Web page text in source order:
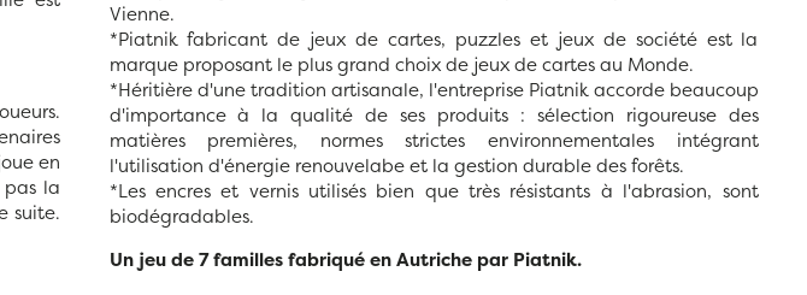
en
la
suite.
Vienne.
*Piatnik fabricant de jeux de cartes, puzzles et jeux de société est la
marque proposant le plus grand choix de jeux de cartes au Monde.
*Héritière d'une tradition artisanale, l'entreprise Piatnik accorde beaucoup
d'importance à la qualité de ses produits : sélection rigoureuse des
matières premières, normes strictes environnementales intégrant
l'utilisation d'énergie renouvelabe et la gestion durable des forêts.
*Les encres et vernis utilisés bien que très résistants à l'abrasion, sont
biodégradables.
Un jeu de 7 familles fabriqué en Autriche par Piatnik.